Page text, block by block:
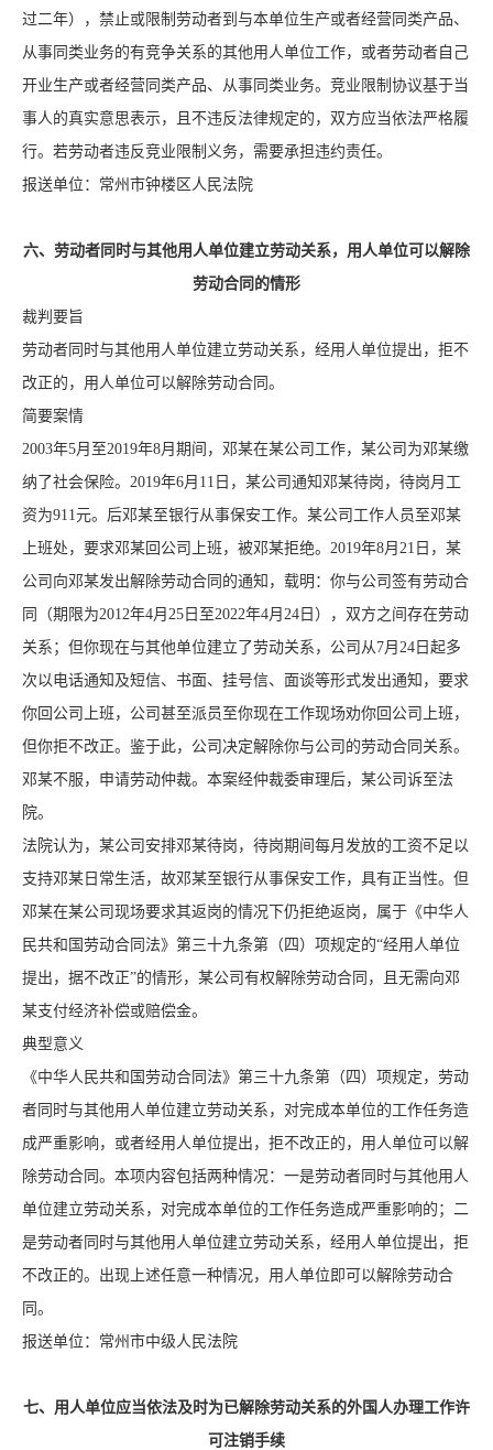
过二年），禁止或限制劳动者到与本单位生产或者经营同类产品、
从事同类业务的有竞争关系的其他用人单位工作，或者劳动者自己
开业生产或者经营同类产品、从事同类业务。竞业限制协议基于当
事人的真实意思表示，且不违反法律规定的，双方应当依法严格履
行。若劳动者违反竞业限制义务，需要承担违约责任。
报送单位：常州市钟楼区人民法院
六、劳动者同时与其他用人单位建立劳动关系，用人单位可以解除
劳动合同的情形
裁判要旨
劳动者同时与其他用人单位建立劳动关系，经用人单位提出，拒不
改正的，用人单位可以解除劳动合同。
简要案情
2003年5月至2019年8月期间，邓某在某公司工作，某公司为邓某缴
纳了社会保险。2019年6月11日，某公司通知邓某待岗，待岗月工
资为911元。后邓某至银行从事保安工作。某公司工作人员至邓某
上班处，要求邓某回公司上班，被邓某拒绝。2019年8月21日，某
公司向邓某发出解除劳动合同的通知，载明：你与公司签有劳动合
同（期限为2012年4月25日至2022年4月24日），双方之间存在劳动
关系；但你现在与其他单位建立了劳动关系，公司从7月24日起多
次以电话通知及短信、书面、挂号信、面谈等形式发出通知，要求
你回公司上班，公司甚至派员至你现在工作现场劝你回公司上班，
但你拒不改正。鉴于此，公司决定解除你与公司的劳动合同关系。
邓某不服，申请劳动仲裁。本案经仲裁委审理后，某公司诉至法
院。
法院认为，某公司安排邓某待岗，待岗期间每月发放的工资不足以
支持邓某日常生活，故邓某至银行从事保安工作，具有正当性。但
邓某在某公司现场要求其返岗的情况下仍拒绝返岗，属于《中华人
民共和国劳动合同法》第三十九条第（四）项规定的“经用人单位
提出，据不改正”的情形，某公司有权解除劳动合同，且无需向邓
某支付经济补偿或赔偿金。
典型意义
《中华人民共和国劳动合同法》第三十九条第（四）项规定，劳动
者同时与其他用人单位建立劳动关系，对完成本单位的工作任务造
成严重影响，或者经用人单位提出，拒不改正的，用人单位可以解
除劳动合同。本项内容包括两种情况：一是劳动者同时与其他用人
单位建立劳动关系，对完成本单位的工作任务造成严重影响的；二
是劳动者同时与其他用人单位建立劳动关系，经用人单位提出，拒
不改正的。出现上述任意一种情况，用人单位即可以解除劳动合
同。
报送单位：常州市中级人民法院
七、用人单位应当依法及时为已解除劳动关系的外国人办理工作许
可注销手续